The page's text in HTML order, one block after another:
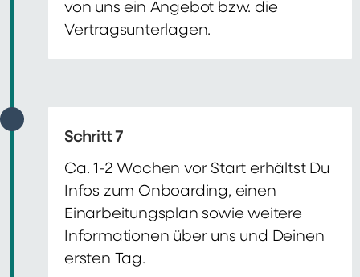
von uns ein Angebot bzw. die
Vertragsunterlagen.
Schritt 7
Ca. 1-2 Wochen vor Start erhältst Du
Infos zum Onboarding, einen
Einarbeitungsplan sowie weitere
Informationen über uns und Deinen
ersten Tag.